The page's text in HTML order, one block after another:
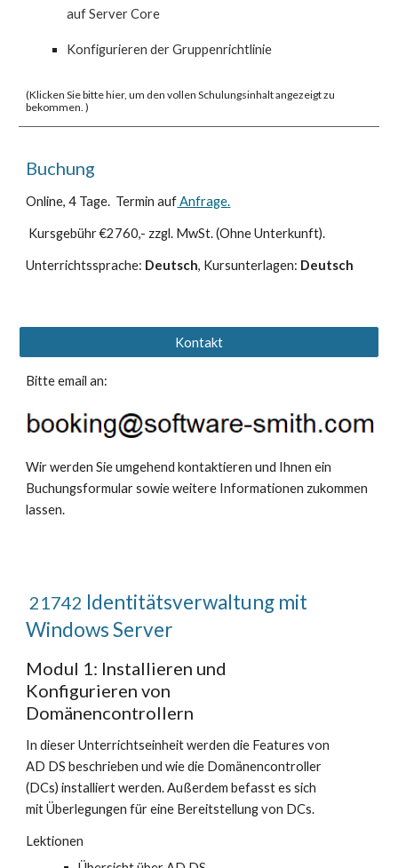
auf Server Core
Konfigurieren der Gruppenrichtlinie
(Klicken Sie bitte hier, um den vollen Schulungsinhalt angezeigt zu
bekommen. )
Buchung
Online,4 Tage. Termin aufAnfrage.
Kursgebühr €2760,- zzgl. MwSt. (Ohne Unterkunft).
Unterrichtssprache: Deutsch, Kursunterlagen: Deutsch
Kontakt
Bitte email an:
Wir werden Sie umgehend kontaktieren und Ihnen ein
Buchungsformular sowie weitere Informationen zukommen
lassen.
21742 Identitätsverwaltung mit
Windows Server
Modul 1: Installieren und
Konfigurieren von
Domänencontrollern
In dieser Unterrichtseinheit werden die Features von
AD DS beschrieben und wie die Domänencontroller
(DCs) installiert werden. Außerdem befasst es sich
mit Überlegungen für eine Bereitstellung von DCs.
Lektionen